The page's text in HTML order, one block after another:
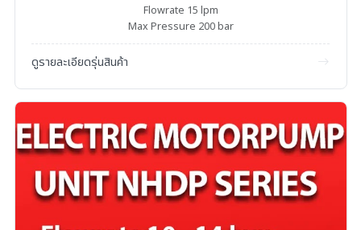
Flowrate 15 lpm
Max Pressure 200 bar
ดูรายละเอียดรุ่นสินค้า